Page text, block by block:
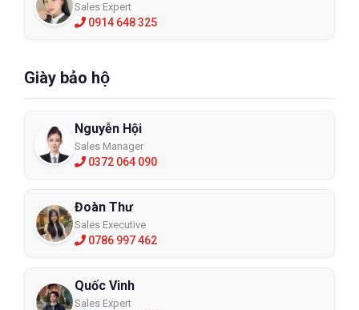
Sales Expert
0914 648 325
Giày bảo hộ
Nguyễn Hội
Sales Manager
0372 064 090
Đoàn Thư
Sales Executive
0786 997 462
Quốc Vinh
Sales Expert